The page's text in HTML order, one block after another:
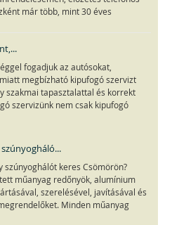
már több, mint 30 éves
fogadjuk az autósokat,
megbízható kipufogó szervizt
szakmai tapasztalattal és korrekt
szervizünk nem csak kipufogó
szúnyoghálót keres Csömörön?
műanyag redőnyök, alumínium
szerelésével, javításával és
Minden műanyag